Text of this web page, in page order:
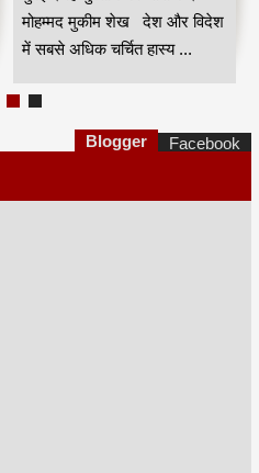
मोहम्मद मुकीम शेख देश और विदेश
में सबसे अधिक चर्चित हास्य ...
Blogger Facebook